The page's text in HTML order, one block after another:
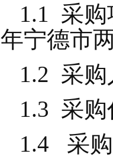
1.1  采
年宁德市
1.2  采
1.3  采
1.4   采